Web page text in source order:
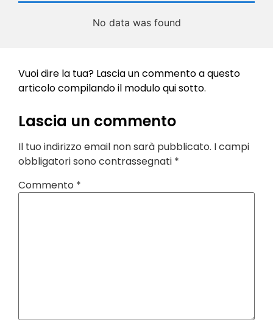
No data was found
Vuoi dire la tua? Lascia un commento a questo
articolo compilando il modulo qui sotto.
Lascia un commento
Il tuo indirizzo email non sarà pubblicato. I campi
obbligatori sono contrassegnati *
Commento *